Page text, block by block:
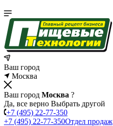
Ваш город
Москва
Ваш город Москва ?
Да, все верно Выбрать другой
+7 (495) 22-77-350
+7 (495) 22-77-350Отдел продаж